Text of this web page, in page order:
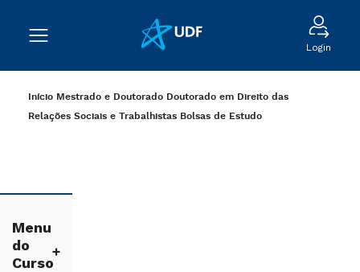
Login
Início Mestrado e Doutorado Doutorado em Direito das
Relações Sociais e Trabalhistas Bolsas de Estudo
Menu
do
Curso